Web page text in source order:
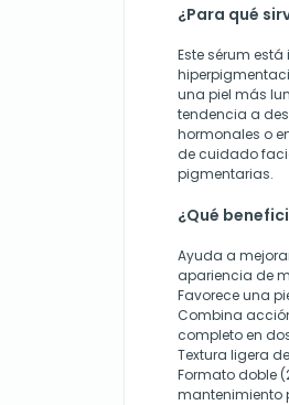
¿Para qué
Este sérum
una piel más
tendencia a
hormonales o
de cuidado
pigmentarias.
¿Qué
Ayuda a
apariencia de
Favorece una
Combina
completo en
Textura ligera
Formato doble
mantenimiento